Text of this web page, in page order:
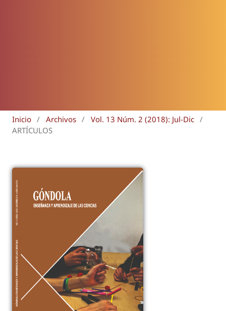
Inicio / Archivos / Vol. 13 Núm. 2 (2018): Jul-Dic /
ARTÍCULOS